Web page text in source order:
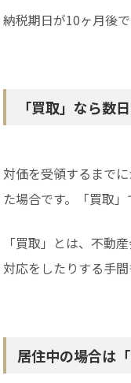
納税期日が10ヶ月後
「買取」なら数
対価を受領するまで
た場合です。「買取」
「買取」とは、不動
対応をしたりする手
居住中の場合は